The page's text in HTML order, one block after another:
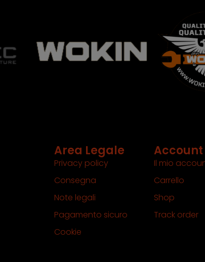
Area Legale
Privacy policy
Consegna
Note legali
Pagamento sicuro
Cookie
Account
Il mio
Carrello
Shop
Track order